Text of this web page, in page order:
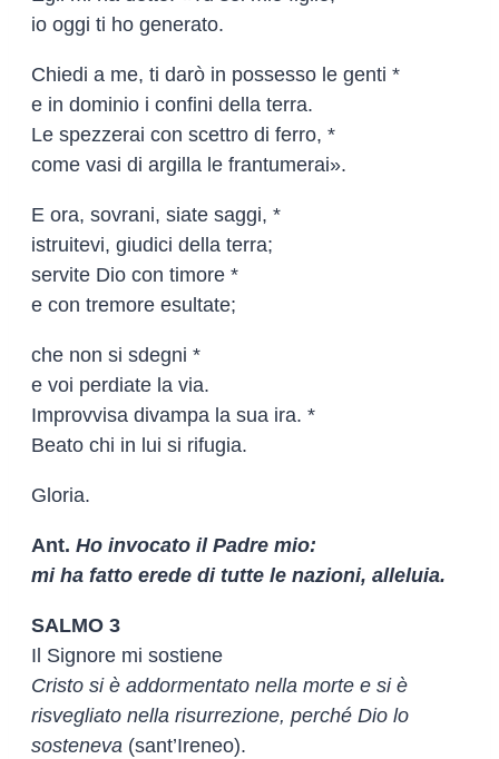
io oggi ti ho generato.
Chiedi a me, ti darò in possesso le genti *
e in dominio i confini della terra.
Le spezzerai con scettro di ferro, *
come vasi di argilla le frantumerai».
E ora, sovrani, siate saggi, *
istruitevi, giudici della terra;
servite Dio con timore *
e con tremore esultate;
che non si sdegni *
e voi perdiate la via.
Improvvisa divampa la sua ira. *
Beato chi in lui si rifugia.
Gloria.
Ant. Ho invocato il Padre mio:
mi ha fatto erede di tutte le nazioni, alleluia.
SALMO 3
Il Signore mi sostiene
Cristo si è addormentato nella morte e si è
risvegliato nella risurrezione, perché Dio lo
sosteneva (sant’Ireneo).